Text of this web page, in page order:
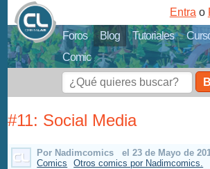
Foros Blog Tutoriales
Comic
Entra o
#11: Social Media
Por Nadimcomics el 23 de Mayo de
Comics
Otros comics por Nadimcomics.